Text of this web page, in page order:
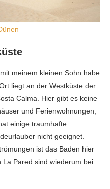
meinem kleinen Sohn habe
liegt an der Westküste der
Calma. Hier gibt es keine
und Ferienwohnungen,
einige traumhafte
nicht geeignet.
ist das Baden hier
Pared sind wiederum bei